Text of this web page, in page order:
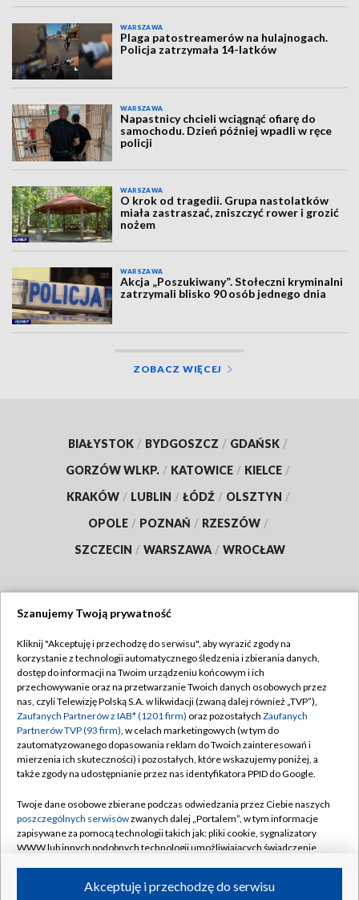
WARSZAWA
Plaga patostreamerów na hulajnogach.
Policja zatrzymała 14-latków
WARSZAWA
Napastnicy chcieli wciągnąć ofiarę do
samochodu. Dzień później wpadli w ręce
policji
WARSZAWA
O krok od tragedii. Grupa nastolatków
miała zastraszać, zniszczyć rower i grozić
nożem
WARSZAWA
Akcja „Poszukiwany”. Stołeczni kryminalni
zatrzymali blisko 90 osób jednego dnia
ZOBACZ WIĘCEJ
BIAŁYSTOK / BYDGOSZCZ / GDAŃSK /
GORZÓW WLKP. / KATOWICE / KIELCE /
KRAKÓW / LUBLIN / ŁÓDŹ / OLSZTYN /
OPOLE / POZNAŃ / RZESZÓW /
SZCZECIN / WARSZAWA / WROCŁAW
TVP
Abonament TVP
Emisja w TVP
Centrum informacji TVP
Naziemna Telewizja Cyfrowa
Rada Programowa
System NOS
Informacje o nadawcy
Program dla prasy
Regulamin TVP
Polityka prywatności
Moje zgody
Pomoc
Kontakt
Kanały
Szanujemy Twoją prywatność
Kliknij "Akceptuję i przechodzę do serwisu", aby wyrazić zgody na
korzystanie z technologii automatycznego śledzenia i zbierania danych,
dostęp do informacji na Twoim urządzeniu końcowym i ich
przechowywanie oraz na przetwarzanie Twoich danych osobowych przez
nas, czyli Telewizję Polską S.A. w likwidacji (zwaną dalej również „TVP”),
Zaufanych Partnerów z IAB* (1201 firm) oraz pozostałych Zaufanych
Partnerów TVP (93 firm), w celach marketingowych (w tym do
zautomatyzowanego dopasowania reklam do Twoich zainteresowań i
mierzenia ich skuteczności) i pozostałych, które wskazujemy poniżej, a
także zgody na udostępnianie przez nas identyfikatora PPID do Google.
Twoje dane osobowe zbierane podczas odwiedzania przez Ciebie naszych
poszczególnych serwisówzwanych dalej „Portalem”, w tym informacje
zapisywane za pomocą technologii takich jak: pliki cookie, sygnalizatory
WWW lub innych podobnych technologii umożliwiających świadczenie
ruchu w Internecie.Akceptuję i przechodzę do serwisu